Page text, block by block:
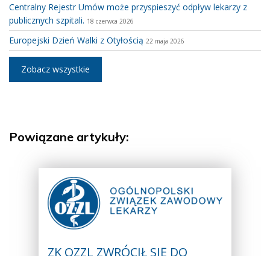
Centralny Rejestr Umów może przyspieszyć odpływ lekarzy z
publicznych szpitali. 18 czerwca 2026
Europejski Dzień Walki z Otyłością 22 maja 2026
Zobacz wszystkie
Powiązane artykuły:
ZK OZZL ZWRÓCIŁ SIĘ DO